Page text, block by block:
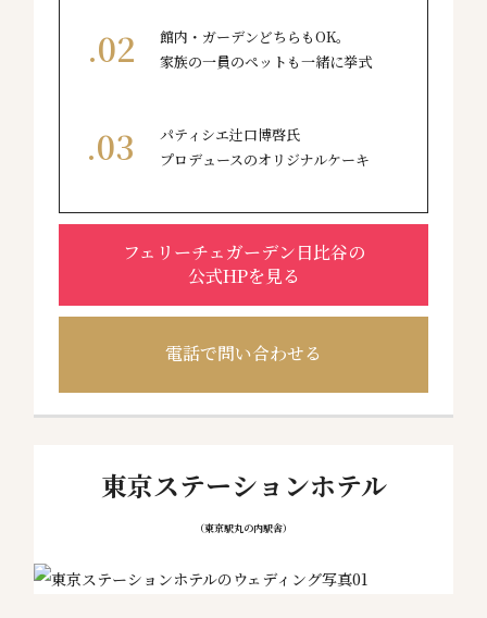
館内・ガーデンどちらもOK。
家族の一員のペットも一緒に挙式
パティシエ辻口博啓氏
プロデュースのオリジナルケーキ
フェリーチェガーデン日比谷の
公式HPを見る
電話で問い合わせる
東京ステーションホテル
（東京駅丸の内駅舎）